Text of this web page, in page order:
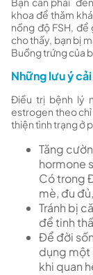
khoa để thăm
nồng độ FSH,
cho thấy, bạn bị
Buồng trứng của
Những lưu ý
Điều trị bệnh lý
estrogen theo chỉ
thiện tình trạng ở
Tăng
hormone
Có trong
mè, đu
Tránh bị
để tinh
Để đời
dụng một
khi quan